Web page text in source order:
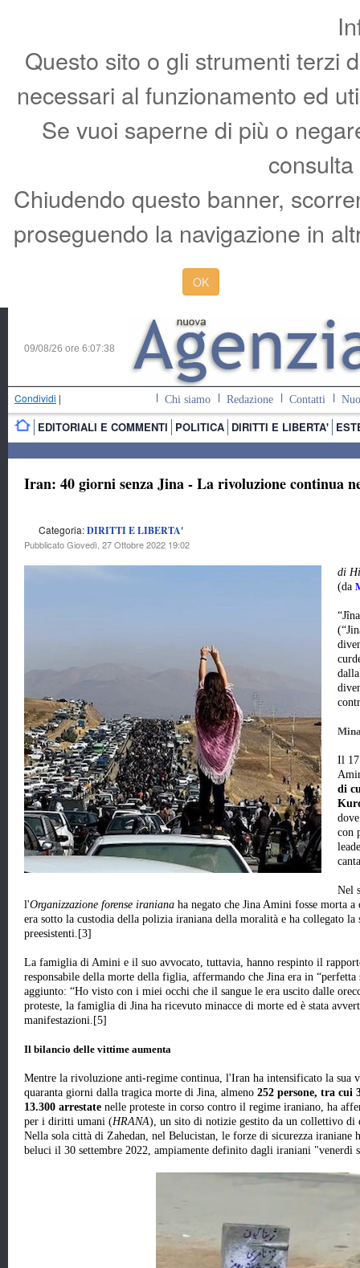
Questo sito o gli strumenti terzi
necessari al funzionamento ed
Se vuoi saperne di più o
Chiudendo questo banner,
proseguendo la navigazione in
OK
09/08/26 ore 6:07:39
Condividi | Chi siamo Redazione Contatti
EDITORIALI E COMMENTI POLITICA DIRITTI E LIBERTA'
Iran: 40 giorni senza Jina - La rivoluzione continua
Categoria:DIRITTI E LIBERTA'
Pubblicato Giovedì, 27 Ottobre 2022 19:02
di
(da
Il 17
di
con
Nel
l'Organizzazione forense iraniana ha negato che Jina Amini fosse morta
era sotto la custodia della polizia iraniana della moralità e ha collegato la
preesistenti.[3]
La famiglia di Amini e il suo avvocato, tuttavia, hanno respinto il
responsabile della morte della figlia, affermando che Jina era in
aggiunto: “Ho visto con i miei occhi che il sangue le era uscito dalle
proteste, la famiglia di Jina ha ricevuto minacce di morte ed è stata
manifestazioni.[5]
Il bilancio delle vittime aumenta
Mentre la rivoluzione anti-regime continua, l'Iran ha intensificato la sua
quaranta giorni dalla tragica morte di Jina, almeno 252 persone, tra cui
13.300 arrestate nelle proteste in corso contro il regime iraniano, ha
per i diritti umani (HRANA), un sito di notizie gestito da un collettivo
Nella sola città di Zahedan, nel Belucistan, le forze di sicurezza iraniane
beluci il 30 settembre 2022, ampiamente definito dagli iraniani "venerdì